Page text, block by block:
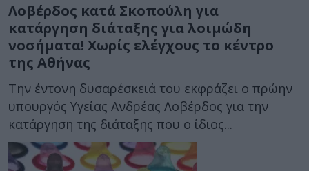
Λοβέρδος κατά Σκοπούλη για
κατάργηση διάταξης για λοιμώδη
νοσήματα! Χωρίς ελέγχους το κέντρο
της Αθήνας
Την έντονη δυσαρέσκειά του εκφράζει ο πρώην
υπουργός Υγείας Ανδρέας Λοβέρδος για την
κατάργηση της διάταξης που ο ίδιος...